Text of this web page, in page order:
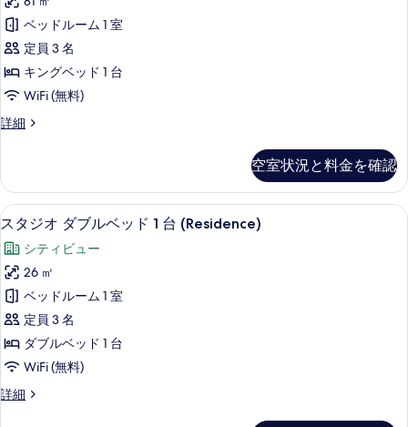
示
す
る
3
台
(Residence)
の
す
の
写
真
を
表
示
す
る
グ
ル
ベ
ッ
ド
3
(Residence)
細
ア
ル
ー
ム
ベ
ド
ル
ー
ム
(Residence)
の
す
べ
て
の
ベッドルーム 1 室
定員 3 名
キングベッド 1 台
WiFi (無料)
詳細
プ
ル
ー
ム
ベ
ッ
ド
ル
ー
ム
(Residence)
の
細
空室状況と料金を確認
ス
タ
ジ
オ
ダ
ブ
ル
ベ
ッ
スタジオ ダブルベッド 1 台
5
スタジオ ダブルベッド 1 台 (Residence)
シティビュー
26 ㎡
ベッドルーム 1 室
定員 3 名
ダブルベッド 1 台
WiFi (無料)
詳細
ス